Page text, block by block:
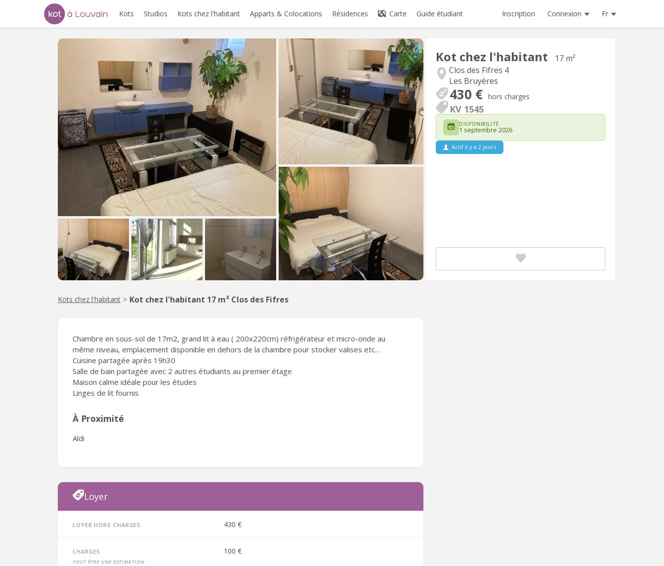
Kots Studios Kots chez l'habitant Apparts & Colocations Résidences Carte Guide étudiant Inscription Connexion Fr
Kot chez l'habitant
17 m²
Clos des Fifres 4
Les Bruyères
430 € hors charges
KV 1545
DISPONIBILITÉ
1 septembre 2026
Actif il y a 2 jours
Kots chez l'habitant > Kot chez l'habitant 17 m² Clos des Fifres
Chambre en sous-sol de 17m2, grand lit à eau ( 200x220cm) réfrigérateur et micro-onde au
même niveau, emplacement disponible en dehors de la chambre pour stocker valises etc…
Cuisine partagée après 19h30
Salle de bain partagée avec 2 autres étudiants au premier étage
Maison calme idéale pour les études
Linges de lit fournis
À Proximité
Aldi
Loyer
Loyer hors charges 430 €
Charges
peut être une estimation
100 €